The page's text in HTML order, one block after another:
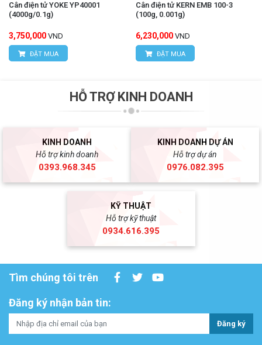
Cân điện tử YOKE YP40001
(4000g/0.1g)
3,750,000 VND
ĐẶT MUA
Cân điện tử KERN EMB 100-3
(100g, 0.001g)
6,230,000 VND
ĐẶT MUA
HỖ TRỢ KINH DOANH
KINH DOANH
Hỗ trợ kinh doanh
0393.968.345
KINH DOANH DỰ ÁN
Hỗ trợ dự án
0976.082.395
KỸ THUẬT
Hỗ trợ kỹ thuật
0934.616.395
Tìm chúng tôi trên
Đăng ký nhận bản tin:
Đăng ký